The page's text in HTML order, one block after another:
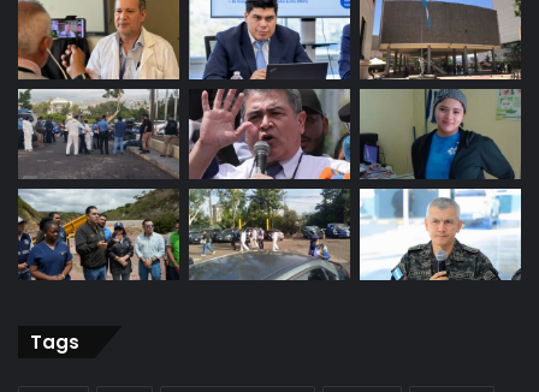
Tags